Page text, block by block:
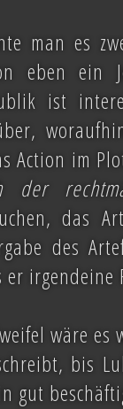
die
und
auf.
den
Entscheid
auch
man es
eben ein
ist
Action im
der
das
des
er
wäre
bis
gut